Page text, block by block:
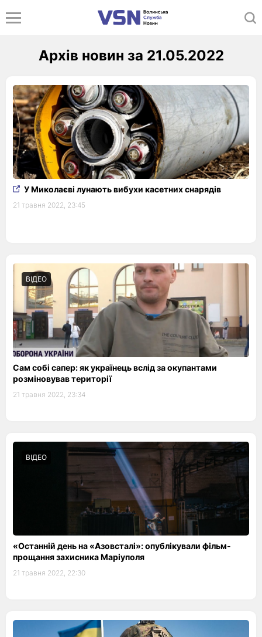
Архів новин за 21.05.2022
У Миколаєві лунають вибухи касетних снарядів
21 травня 2022, 23:45
ВІДЕО
Сам собі сапер: як українець вслід за окупантами
розміновував території
21 травня 2022, 23:34
ВІДЕО
«Останній день на «Азовсталі»: опублікували фільм-
прощання захисника Маріуполя
21 травня 2022, 22:30